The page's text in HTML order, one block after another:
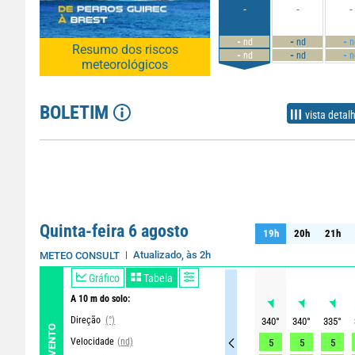
Resumo dos riscos
meteorológicos
-
- nd
- nd
-
-nd
-nd
-
-
-
BOLETIM vista
Quinta-feira 6 agosto
METEO CONSULT Atualizado, às 2h
VENTO
Gráfico Tabela
A 10 m do solo:
Direção (°)
Velocidade (nd)
19h 20h 21h
19h 20h 21h
340° 340° 335°
5
5 5